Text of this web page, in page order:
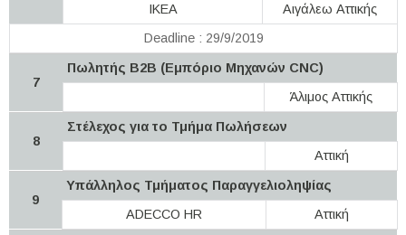
IKEA
Αιγάλεω Αττικής
Deadline : 29/9/2019
7
Πωλητής Β2Β (Εμπόριο Μηχανών CNC)
Άλιμος Αττικής
8
Στέλεχος για το Τμήμα Πωλήσεων
Αττική
9
Υπάλληλος Τμήματος Παραγγελιοληψίας
ADECCO HR
Αττική